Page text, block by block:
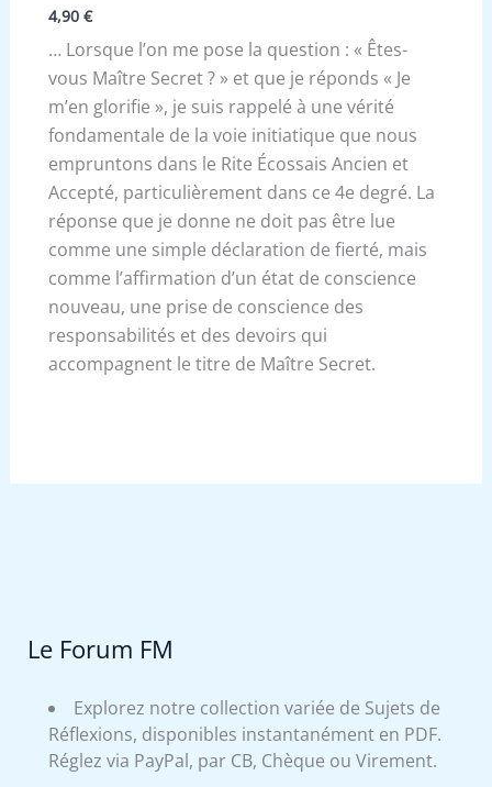
4,90 €
… Lorsque l’on me pose la question : « Êtes-
vous Maître Secret ? » et que je réponds « Je
m’en glorifie », je suis rappelé à une vérité
fondamentale de la voie initiatique que nous
empruntons dans le Rite Écossais Ancien et
Accepté, particulièrement dans ce 4e degré. La
réponse que je donne ne doit pas être lue
comme une simple déclaration de fierté, mais
comme l’affirmation d’un état de conscience
nouveau, une prise de conscience des
responsabilités et des devoirs qui
accompagnent le titre de Maître Secret.
Le Forum FM
Explorez notre collection variée de Sujets de
Réflexions, disponibles instantanément en PDF.
Réglez via PayPal, par CB, Chèque ou Virement.